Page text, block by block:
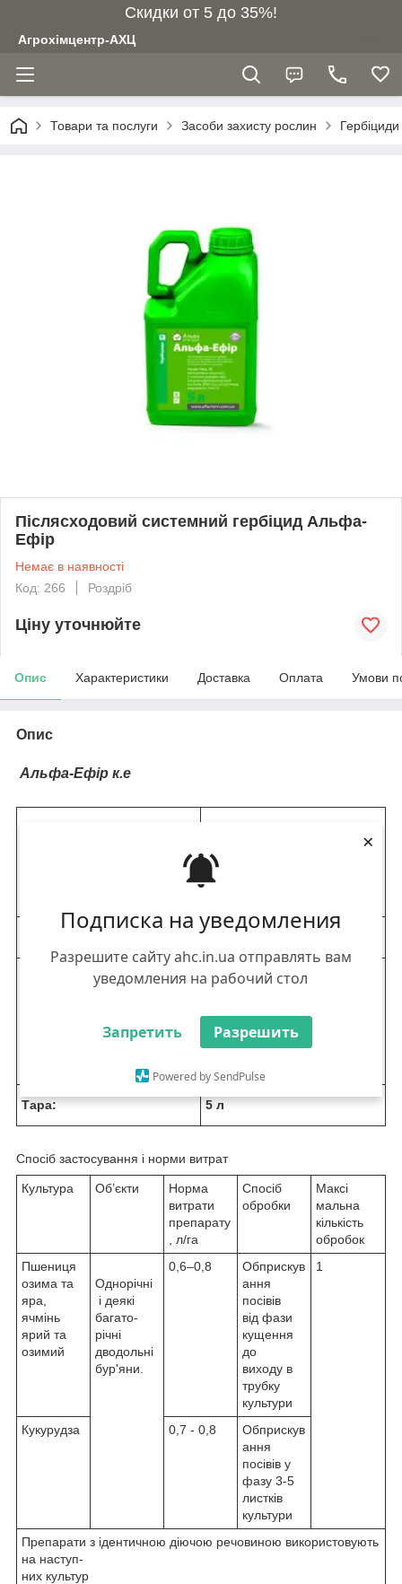
Подписка на уведомления
Разрешите сайту ahc.in.ua отправлять вам
уведомления на рабочий стол
Запретить Разрешить
Powered by SendPulse
×
Скидки от 5 до 35%!
Агрохімцентр-АХЦ
Товари та послуги Засоби захисту рослин Гербіциди
Післясходовий системний гербіцид Альфа-
Ефір
Немає в наявності
Код: 266
Роздріб
Ціну уточнюйте
Опис Характеристики Доставка Оплата Умови
Опис
Альфа-Ефір к.е
кислоти, 850 г/л (у
кислотному еквіваленті - 564
Формуляція: Концентрат, що емульгується
Призначення:
Післясходовий системний
бур’янів на посівах зернових
колосових культур та
Тара: 5 л
Спосіб застосування і норми витрат
Культура Об’єкти
Норма
витрати
препарату
, л/га
Спосіб
обробки
Максі
мальна
кількість
обробок
Пшениця
озима та
яра,
ячмінь
ярий та
озимий
Однорічні
і деякі
багато-
річні
дводольні
бур'яни.
0,6–0,8
Обприскув
ання
посівів
від фази
кущення
до
виходу в
трубку
культури
1
Кукурудза 0,7 - 0,8
Обприскув
ання
посівів у
фазу 3-5
листків
культури
Препарати з ідентичною діючою речовиною використовують
на наступ-
них культур